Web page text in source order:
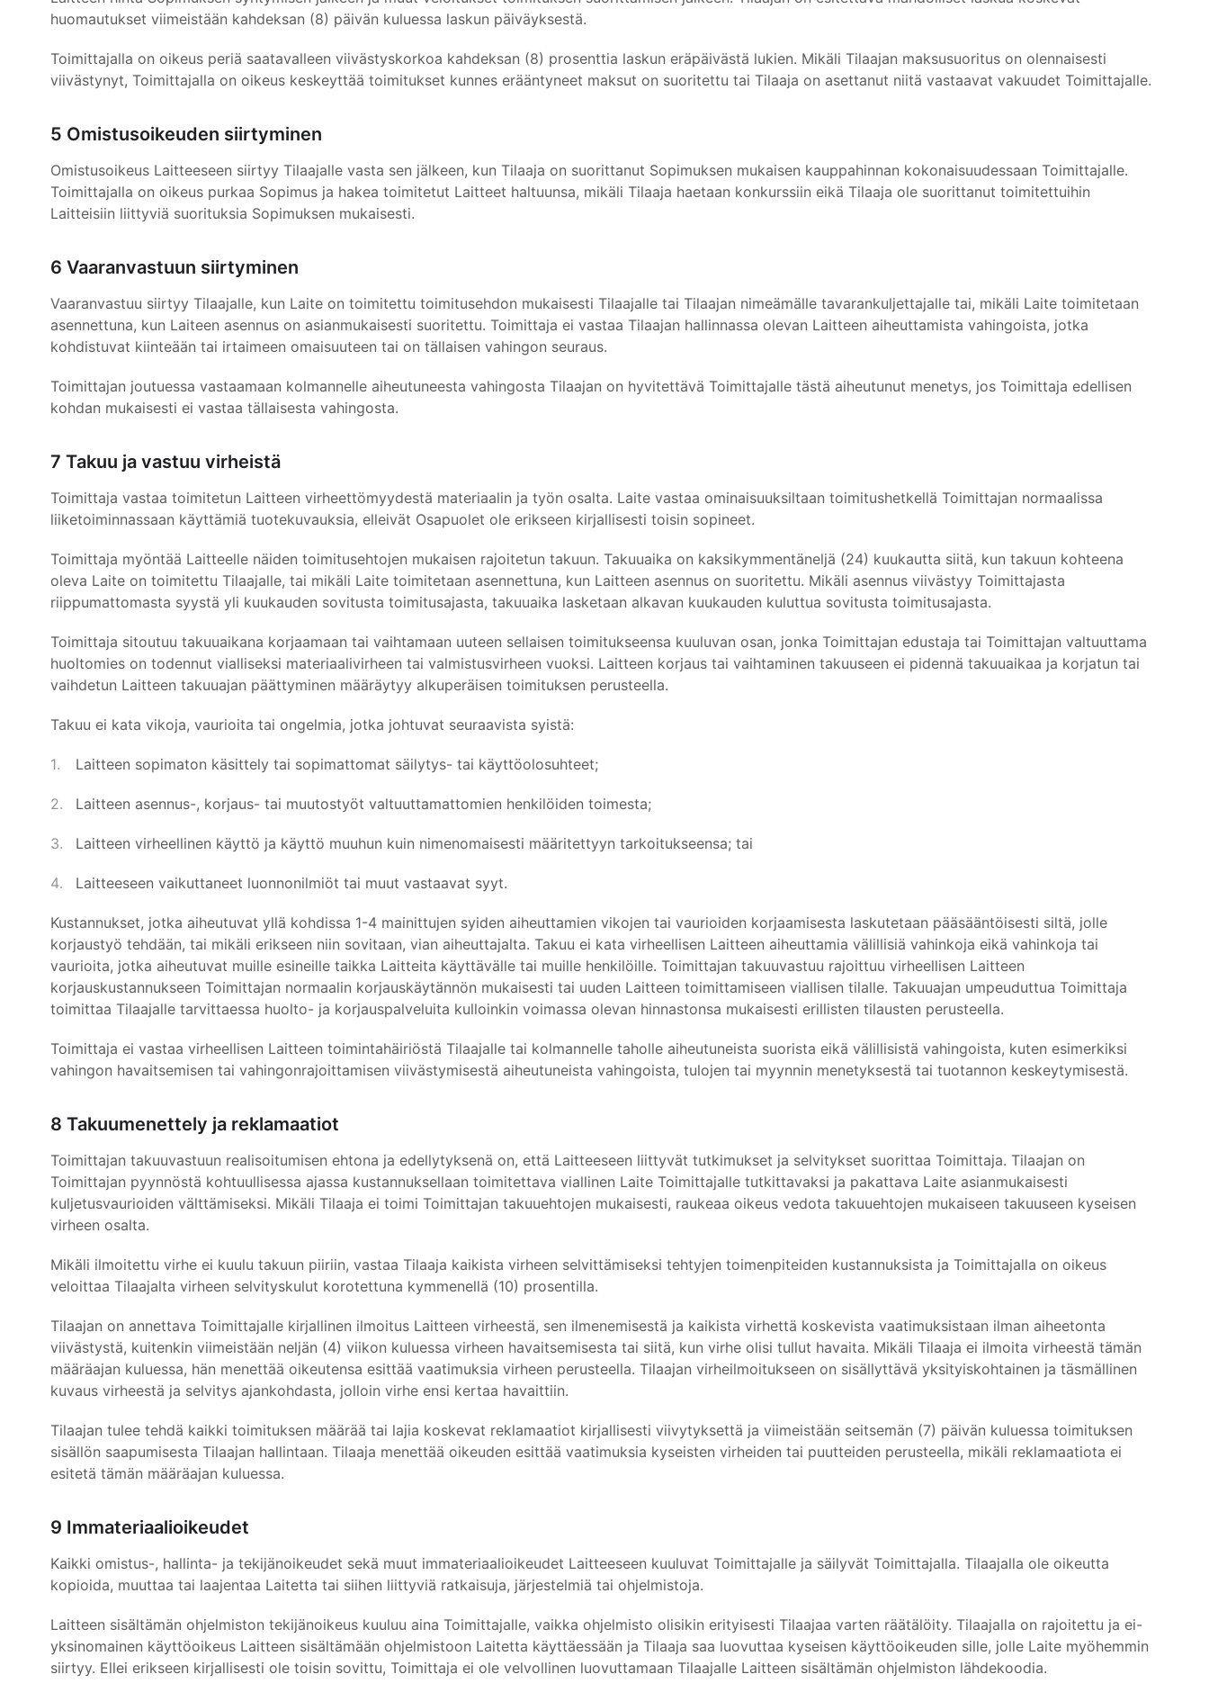
huomautukset viimeistään kahdeksan (8) päivän kuluessa laskun päiväyksestä.
Toimittajalla on oikeus periä saatavalleen viivästyskorkoa kahdeksan (8) prosenttia laskun eräpäivästä lukien. Mikäli Tilaajan maksusuoritus on olennaisesti
viivästynyt, Toimittajalla on oikeus keskeyttää toimitukset kunnes erääntyneet maksut on suoritettu tai Tilaaja on asettanut niitä vastaavat vakuudet Toimittajalle.
5 Omistusoikeuden siirtyminen
Omistusoikeus Laitteeseen siirtyy Tilaajalle vasta sen jälkeen, kun Tilaaja on suorittanut Sopimuksen mukaisen kauppahinnan kokonaisuudessaan Toimittajalle.
Toimittajalla on oikeus purkaa Sopimus ja hakea toimitetut Laitteet haltuunsa, mikäli Tilaaja haetaan konkurssiin eikä Tilaaja ole suorittanut toimitettuihin
Laitteisiin liittyviä suorituksia Sopimuksen mukaisesti.
6 Vaaranvastuun siirtyminen
Vaaranvastuu siirtyy Tilaajalle, kun Laite on toimitettu toimitusehdon mukaisesti Tilaajalle tai Tilaajan nimeämälle tavarankuljettajalle tai, mikäli Laite toimitetaan
asennettuna, kun Laiteen asennus on asianmukaisesti suoritettu. Toimittaja ei vastaa Tilaajan hallinnassa olevan Laitteen aiheuttamista vahingoista, jotka
kohdistuvat kiinteään tai irtaimeen omaisuuteen tai on tällaisen vahingon seuraus.
Toimittajan joutuessa vastaamaan kolmannelle aiheutuneesta vahingosta Tilaajan on hyvitettävä Toimittajalle tästä aiheutunut menetys, jos Toimittaja edellisen
kohdan mukaisesti ei vastaa tällaisesta vahingosta.
7 Takuu ja vastuu virheistä
Toimittaja vastaa toimitetun Laitteen virheettömyydestä materiaalin ja työn osalta. Laite vastaa ominaisuuksiltaan toimitushetkellä Toimittajan normaalissa
liiketoiminnassaan käyttämiä tuotekuvauksia, elleivät Osapuolet ole erikseen kirjallisesti toisin sopineet.
Toimittaja myöntää Laitteelle näiden toimitusehtojen mukaisen rajoitetun takuun. Takuuaika on kaksikymmentäneljä (24) kuukautta siitä, kun takuun kohteena
oleva Laite on toimitettu Tilaajalle, tai mikäli Laite toimitetaan asennettuna, kun Laitteen asennus on suoritettu. Mikäli asennus viivästyy Toimittajasta
riippumattomasta syystä yli kuukauden sovitusta toimitusajasta, takuuaika lasketaan alkavan kuukauden kuluttua sovitusta toimitusajasta.
Toimittaja sitoutuu takuuaikana korjaamaan tai vaihtamaan uuteen sellaisen toimitukseensa kuuluvan osan, jonka Toimittajan edustaja tai Toimittajan valtuuttama
huoltomies on todennut vialliseksi materiaalivirheen tai valmistusvirheen vuoksi. Laitteen korjaus tai vaihtaminen takuuseen ei pidennä takuuaikaa ja korjatun tai
vaihdetun Laitteen takuuajan päättyminen määräytyy alkuperäisen toimituksen perusteella.
Takuu ei kata vikoja, vaurioita tai ongelmia, jotka johtuvat seuraavista syistä:
Laitteen sopimaton käsittely tai sopimattomat säilytys- tai käyttöolosuhteet;
Laitteen asennus-, korjaus- tai muutostyöt valtuuttamattomien henkilöiden toimesta;
Laitteen virheellinen käyttö ja käyttö muuhun kuin nimenomaisesti määritettyyn tarkoitukseensa; tai
Laitteeseen vaikuttaneet luonnonilmiöt tai muut vastaavat syyt.
Kustannukset, jotka aiheutuvat yllä kohdissa 1-4 mainittujen syiden aiheuttamien vikojen tai vaurioiden korjaamisesta laskutetaan pääsääntöisesti siltä, jolle
korjaustyö tehdään, tai mikäli erikseen niin sovitaan, vian aiheuttajalta. Takuu ei kata virheellisen Laitteen aiheuttamia välillisiä vahinkoja eikä vahinkoja tai
vaurioita, jotka aiheutuvat muille esineille taikka Laitteita käyttävälle tai muille henkilöille. Toimittajan takuuvastuu rajoittuu virheellisen Laitteen
korjauskustannukseen Toimittajan normaalin korjauskäytännön mukaisesti tai uuden Laitteen toimittamiseen viallisen tilalle. Takuuajan umpeuduttua Toimittaja
toimittaa Tilaajalle tarvittaessa huolto- ja korjauspalveluita kulloinkin voimassa olevan hinnastonsa mukaisesti erillisten tilausten perusteella.
Toimittaja ei vastaa virheellisen Laitteen toimintahäiriöstä Tilaajalle tai kolmannelle taholle aiheutuneista suorista eikä välillisistä vahingoista, kuten esimerkiksi
vahingon havaitsemisen tai vahingonrajoittamisen viivästymisestä aiheutuneista vahingoista, tulojen tai myynnin menetyksestä tai tuotannon keskeytymisestä.
8 Takuumenettely ja reklamaatiot
Toimittajan takuuvastuun realisoitumisen ehtona ja edellytyksenä on, että Laitteeseen liittyvät tutkimukset ja selvitykset suorittaa Toimittaja. Tilaajan on
Toimittajan pyynnöstä kohtuullisessa ajassa kustannuksellaan toimitettava viallinen Laite Toimittajalle tutkittavaksi ja pakattava Laite asianmukaisesti
kuljetusvaurioiden välttämiseksi. Mikäli Tilaaja ei toimi Toimittajan takuuehtojen mukaisesti, raukeaa oikeus vedota takuuehtojen mukaiseen takuuseen kyseisen
virheen osalta.
Mikäli ilmoitettu virhe ei kuulu takuun piiriin, vastaa Tilaaja kaikista virheen selvittämiseksi tehtyjen toimenpiteiden kustannuksista ja Toimittajalla on oikeus
veloittaa Tilaajalta virheen selvityskulut korotettuna kymmenellä (10) prosentilla.
Tilaajan on annettava Toimittajalle kirjallinen ilmoitus Laitteen virheestä, sen ilmenemisestä ja kaikista virhettä koskevista vaatimuksistaan ilman aiheetonta
viivästystä, kuitenkin viimeistään neljän (4) viikon kuluessa virheen havaitsemisesta tai siitä, kun virhe olisi tullut havaita. Mikäli Tilaaja ei ilmoita virheestä tämän
määräajan kuluessa, hän menettää oikeutensa esittää vaatimuksia virheen perusteella. Tilaajan virheilmoitukseen on sisällyttävä yksityiskohtainen ja täsmällinen
kuvaus virheestä ja selvitys ajankohdasta, jolloin virhe ensi kertaa havaittiin.
Tilaajan tulee tehdä kaikki toimituksen määrää tai lajia koskevat reklamaatiot kirjallisesti viivytyksettä ja viimeistään seitsemän (7) päivän kuluessa toimituksen
sisällön saapumisesta Tilaajan hallintaan. Tilaaja menettää oikeuden esittää vaatimuksia kyseisten virheiden tai puutteiden perusteella, mikäli reklamaatiota ei
esitetä tämän määräajan kuluessa.
9 Immateriaalioikeudet
Kaikki omistus-, hallinta- ja tekijänoikeudet sekä muut immateriaalioikeudet Laitteeseen kuuluvat Toimittajalle ja säilyvät Toimittajalla. Tilaajalla ole oikeutta
kopioida, muuttaa tai laajentaa Laitetta tai siihen liittyviä ratkaisuja, järjestelmiä tai ohjelmistoja.
Laitteen sisältämän ohjelmiston tekijänoikeus kuuluu aina Toimittajalle, vaikka ohjelmisto olisikin erityisesti Tilaajaa varten räätälöity. Tilaajalla on rajoitettu ja ei-
yksinomainen käyttöoikeus Laitteen sisältämään ohjelmistoon Laitetta käyttäessään ja Tilaaja saa luovuttaa kyseisen käyttöoikeuden sille, jolle Laite myöhemmin
siirtyy. Ellei erikseen kirjallisesti ole toisin sovittu, Toimittaja ei ole velvollinen luovuttamaan Tilaajalle Laitteen sisältämän ohjelmiston lähdekoodia.